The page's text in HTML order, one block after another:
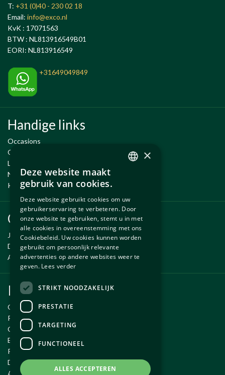
T: +31 (0)40 - 230 02 18
Email: info@exco.nl
KvK : 17071563
BTW : NL813916549B01
EORI: NL813916549
+31649049849
Handige links
Occasions
Onderhoud en Reparatie
Leenauto tijdens onderhoud
Nieuwe en gebruikte onderdelen
Kennisbank
Onderdelen
Jaguar onderdelen
Daimler onderdelen
Aston Martin onderdelen
Klantenservice
Over Autobedrijf Exco
Routebeschrijving
Openingstijden
Email ons
Privacy policy
Disclaimer
Algemene voorwaarden webwinkel
×
Deze website maakt
gebruik van cookies.
Deze website gebruikt cookies om uw
gebruikerservaring te verbeteren. Door
onze website te gebruiken, stemt u in met
alle cookies in overeenstemming met ons
Cookiebeleid. Uw cookies kunnen worden
gebruikt om persoonlijk relevante
advertenties op andere websites weer te
geven. Lees verder
STRIKT NOODZAKELIJK
PRESTATIE
TARGETING
FUNCTIONEEL
ALLES ACCEPTEREN